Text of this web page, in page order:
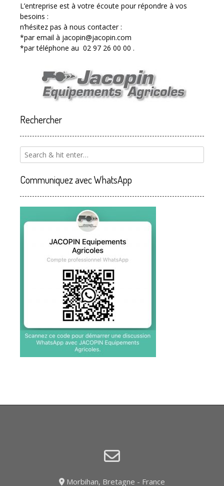
L’entreprise est à votre écoute pour répondre à vos
besoins :
n’hésitez pas à nous contacter :
*par email à jacopin@jacopin.com
*par téléphone au 02 97 26 00 00 .
Rechercher
Communiquez avec WhatsApp
Morbihan, Bretagne - France